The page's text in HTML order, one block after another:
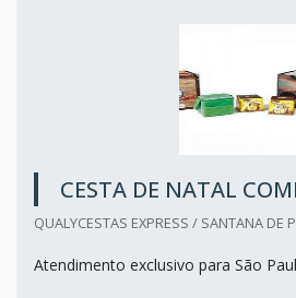
CESTA DE NATAL
QUALYCESTAS EXPRESS / SANTANA DE
Atendimento exclusivo para São